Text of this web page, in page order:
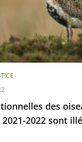
des
2022 sont